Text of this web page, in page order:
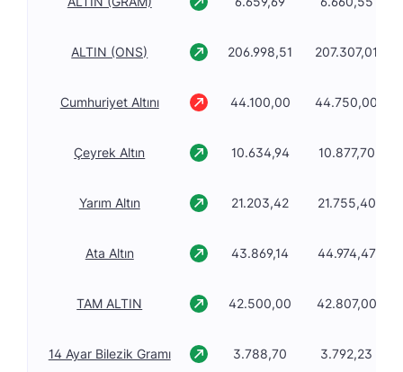
ALTIN (ONS) 206.998,51 207.307,01
Cumhuriyet Altını 44.100,00 44.750,00
Çeyrek Altın 10.634,94 10.877,70
Yarım Altın 21.203,42 21.755,40
Ata Altın 43.869,14 44.974,47
TAM ALTIN 42.500,00 42.807,00
14 Ayar Bilezik Gramı 3.788,70 3.792,23